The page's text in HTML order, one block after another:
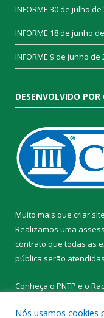
INFORME 30 de julho de
INFORME 18 de junho
INFORME 9 de junho de
DESENVOLVIDO POR
Muito mais que criar site
Realizamos uma
contrato que todas as
pública serão
Conheça o PNTP e o
Nós usamos cookies